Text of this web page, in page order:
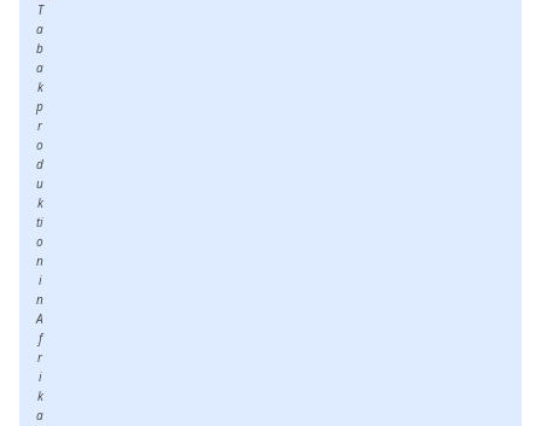
T
a
b
a
k
p
r
o
d
u
k
ti
o
n
i
n
A
f
r
i
k
a